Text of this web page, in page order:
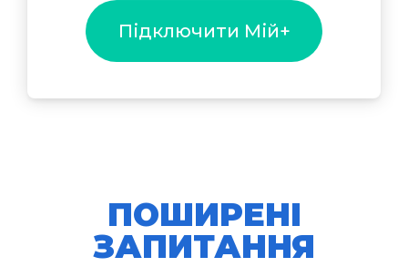
Підключити Мій+
ПОШИРЕНІ
ЗАПИТАННЯ